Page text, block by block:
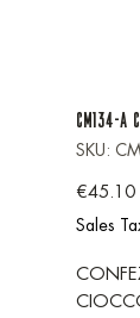
CM134-A
SKU:
€45.10
Sales